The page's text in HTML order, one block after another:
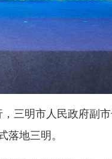
三明市人民政府副
地三明。